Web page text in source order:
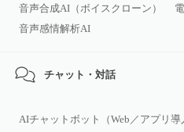
音声合成AI（ボイスクローン）
音声感情解析AI
チャット・対話
AIチャットボット（Web／アプリ導